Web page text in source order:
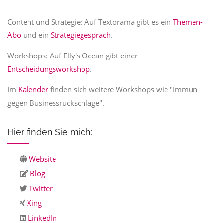
Content und Strategie: Auf Textorama gibt es ein Themen-
Abo und ein Strategiegespräch.
Workshops: Auf Elly's Ocean gibt einen
Entscheidungsworkshop.
Im Kalender finden sich weitere Workshops wie "Immun
gegen Businessrückschläge".
Hier finden Sie mich:
Website
Blog
Twitter
Xing
LinkedIn